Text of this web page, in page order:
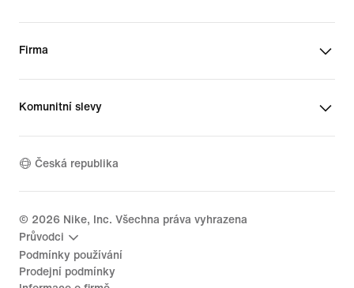
Firma
Komunitní slevy
Česká republika
© 2026 Nike, Inc. Všechna práva vyhrazena
Průvodci
Podmínky používání
Prodejní podmínky